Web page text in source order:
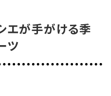
エが手がける季
ツ